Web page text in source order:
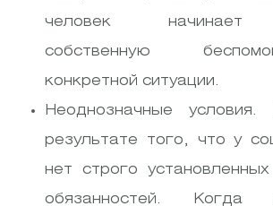
человек начинает
собственную
конкретной ситуации.
Неоднозначные условия.
результате того, что у
нет строго
обязанностей. Когда